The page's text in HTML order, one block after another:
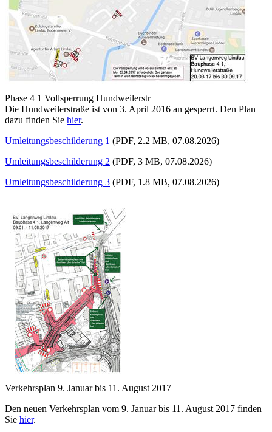
Phase 4 1 Vollsperrung Hundweilerstr
Die Hundweilerstraße ist von 3. April 2016 an gesperrt. Den Plan
dazu finden Sie hier.
Umleitungsbeschilderung 1 (PDF, 2.2 MB, 07.08.2026)
Umleitungsbeschilderung 2 (PDF, 3 MB, 07.08.2026)
Umleitungsbeschilderung 3 (PDF, 1.8 MB, 07.08.2026)
Verkehrsplan 9. Januar bis 11. August 2017
Den neuen Verkehrsplan vom 9. Januar bis 11. August 2017 finden
Sie hier.